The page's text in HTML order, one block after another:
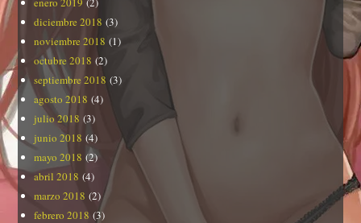
diciembre 2018 (3)
noviembre 2018 (1)
octubre 2018 (2)
septiembre 2018 (3)
agosto 2018 (4)
julio 2018 (3)
junio 2018 (4)
mayo 2018 (2)
abril 2018 (4)
marzo 2018 (2)
febrero 2018 (3)